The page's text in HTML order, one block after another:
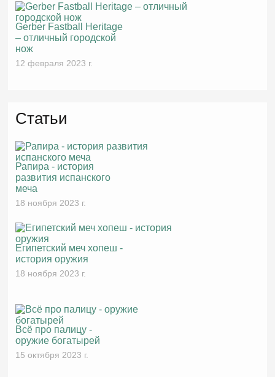
Gerber Fastball Heritage
– отличный городской
нож
12 февраля 2023 г.
Статьи
Рапира - история
развития испанского
меча
18 ноября 2023 г.
Египетский меч хопеш -
история оружия
18 ноября 2023 г.
Всё про палицу -
оружие богатырей
15 октября 2023 г.